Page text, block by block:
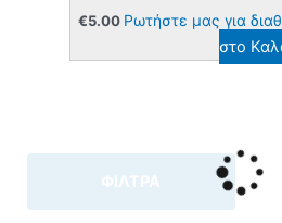
ΦΙΛΤΡΑ
€5.00 Ρωτήστε μας για
στο